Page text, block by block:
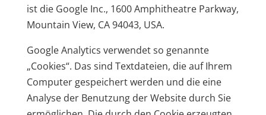
ist die Google Inc., 1600 Amphitheatre Parkway,
Mountain View, CA 94043, USA.
Google Analytics verwendet so genannte
„Cookies“. Das sind Textdateien, die auf Ihrem
Computer gespeichert werden und die eine
Analyse der Benutzung der Website durch Sie